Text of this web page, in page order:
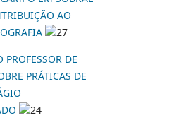
AO
27
DE
PRÁTICAS DE
24